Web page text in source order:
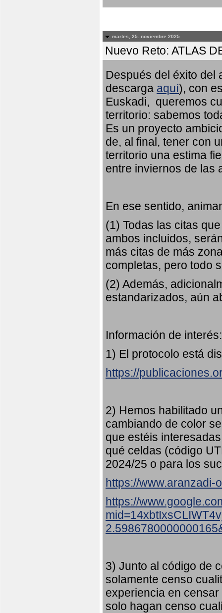
martes, 25. noviembre 2025
Nuevo Reto: ATLAS
Después del éxito del
descarga aquí), con
Euskadi, queremos
territorio: sabemos
Es un proyecto
de, al final, tener con
territorio una estima
entre inviernos de las
En ese sentido,
(1) Todas las citas
ambos incluidos,
más citas de más
completas, pero todo
(2) Además,
estandarizados, aún
Información de interés:
1) El protocolo está
https://
2) Hemos habilitado
cambiando de color
que estéis
qué celdas (código
2024/25 o para los
https://www.aranzadi-
https://
3) Junto al código de
solamente censo
experiencia en
solo hagan censo